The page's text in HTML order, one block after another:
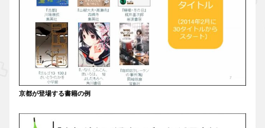
京都が登場する書籍の例